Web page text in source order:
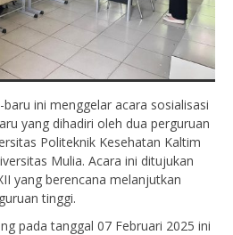
ini menggelar acara sosialisasi
yang dihadiri oleh dua perguruan
Politeknik Kesehatan Kaltim
Mulia. Acara ini ditujukan
yang berencana melanjutkan
tinggi.
pada tanggal 07 Februari 2025 ini